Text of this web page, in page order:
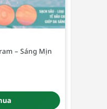
– Sáng Mịn